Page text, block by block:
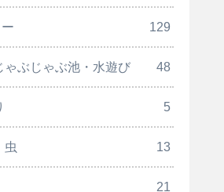
129
ゃぶじゃぶ池・水遊び 48
5
虫 13
21